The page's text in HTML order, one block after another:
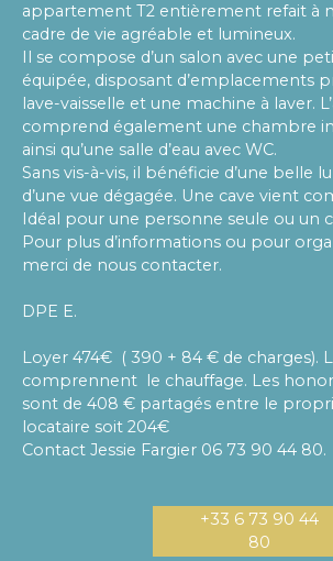
appartement T2 entièrement refait à
cadre de vie agréable et lumineux.
Il se compose d’un salon avec une
équipée, disposant d’emplacements
lave-vaisselle et une machine à laver.
comprend également une chambre
ainsi qu’une salle d’eau avec WC.
Sans vis-à-vis, il bénéficie d’une belle
d’une vue dégagée. Une cave vient
Idéal pour une personne seule ou un
Pour plus d’informations ou pour
merci de nous contacter.
DPE E.
Loyer 474€ ( 390 + 84 € de charges).
comprennent le chauffage. Les
sont de 408 € partagés entre le
locataire soit 204€
Contact Jessie Fargier 06 73 90 44 80.
+33 6 73 90 44
80